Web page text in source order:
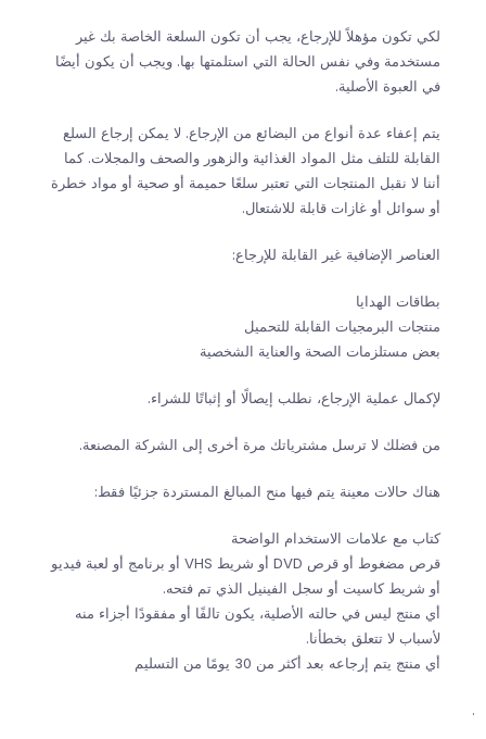
لكي تكون مؤهلاً للإرجاع، يجب أن تكون السلعة الخاصة بك غير
مستخدمة وفي نفس الحالة التي استلمتها بها. ويجب أن يكون أيضًا
في العبوة الأصلية.
يتم إعفاء عدة أنواع من البضائع من الإرجاع. لا يمكن إرجاع السلع
القابلة للتلف مثل المواد الغذائية والزهور والصحف والمجلات. كما
أننا لا نقبل المنتجات التي تعتبر سلعًا حميمة أو صحية أو مواد خطرة
أو سوائل أو غازات قابلة للاشتعال.
العناصر الإضافية غير القابلة للإرجاع:
بطاقات الهدايا
منتجات البرمجيات القابلة للتحميل
بعض مستلزمات الصحة والعناية الشخصية
لإكمال عملية الإرجاع، نطلب إيصالًا أو إثباتًا للشراء.
من فضلك لا ترسل مشترياتك مرة أخرى إلى الشركة المصنعة.
هناك حالات معينة يتم فيها منح المبالغ المستردة جزئيًا فقط:
كتاب مع علامات الاستخدام الواضحة
قرص مضغوط أو قرص DVD أو شريط VHS أو برنامج أو لعبة فيديو
أو شريط كاسيت أو سجل الفينيل الذي تم فتحه.
أي منتج ليس في حالته الأصلية، يكون تالفًا أو مفقودًا أجزاء منه
لأسباب لا تتعلق بخطأنا.
أي منتج يتم إرجاعه بعد أكثر من 30 يومًا من التسليم
.